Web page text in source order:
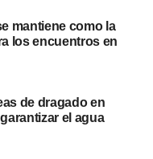
mantiene como la
los encuentros en
de dragado en
el agua